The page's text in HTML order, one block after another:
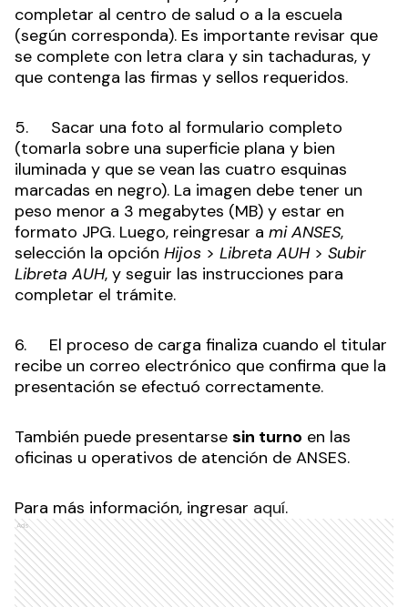
completar al centro de salud o a la escuela
(según corresponda). Es importante revisar que
se complete con letra clara y sin tachaduras, y
que contenga las firmas y sellos requeridos.
5. Sacar una foto al formulario completo
(tomarla sobre una superficie plana y bien
iluminada y que se vean las cuatro esquinas
marcadas en negro). La imagen debe tener un
peso menor a 3 megabytes (MB) y estar en
formato JPG. Luego, reingresar a mi ANSES,
selección la opción Hijos > Libreta AUH > Subir
Libreta AUH, y seguir las instrucciones para
completar el trámite.
6. El proceso de carga finaliza cuando el titular
recibe un correo electrónico que confirma que la
presentación se efectuó correctamente.
También puede presentarse sin turno en las
oficinas u operativos de atención de ANSES.
Para más información, ingresar aquí.
Ads